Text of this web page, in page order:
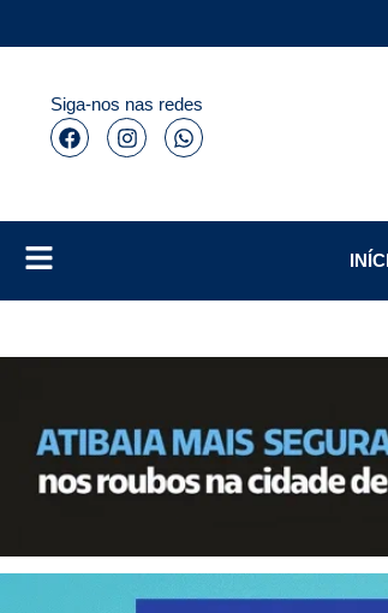
Siga-nos nas redes